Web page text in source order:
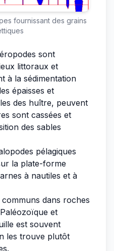
fournissant des grains
sont
littoraux et
à la sédimentation
épaisses et
des huître, peuvent
sont cassées et
des sables
pélagiques
la plate-forme
à nautiles et à
dans roches
et
est souvent
les trouve plutôt